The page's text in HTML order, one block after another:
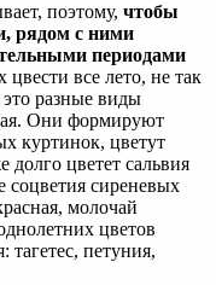
поэтому, чтобы
рядом с ними
периодами
все лето, не так
разные виды
Они формируют
куртинок, цветут
цветет сальвия
соцветия сиреневых
молочай
цветов
тагетес, петуния,